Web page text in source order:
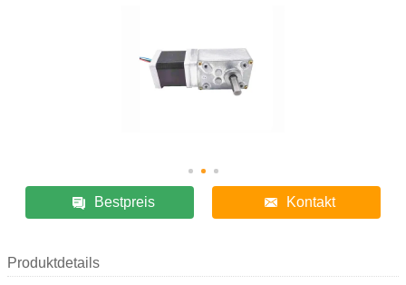
Bestpreis Kontakt
Produktdetails